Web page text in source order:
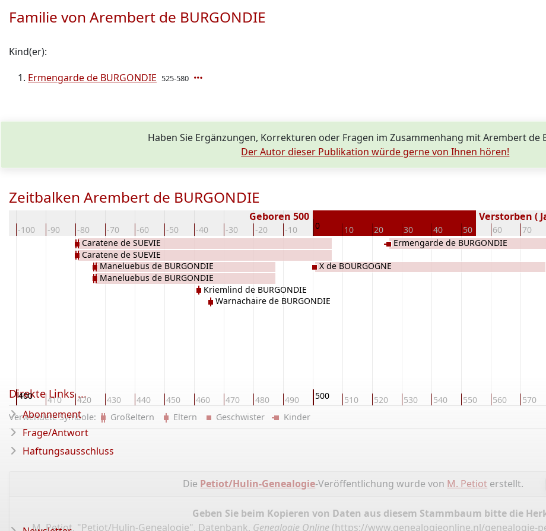
Familie von Arembert de BURGONDIE
Kind(er):
Ermengarde de BURGONDIE 525-580
Haben Sie Ergänzungen, Korrekturen oder Fragen im Zusammenhang mit Arembert de
Der Autor dieser Publikation würde gerne von Ihnen hören!
Zeitbalken Arembert de BURGONDIE
-100 -90 -80 -70 -60 -50 -40 -30 -20 -10 0 10 20 30 40 50 60 70
Geboren 500 Verstorben (
400 410 420 430 440 450 460 470 480 490 500 510 520 530 540 550 560 570
Caratene de SUEVIE
Caratene de SUEVIE
Maneluebus de BURGONDIE
Maneluebus de BURGONDIE
Kriemlind de BURGONDIE
Warnachaire de BURGONDIE
X de BOURGOGNE
Ermengarde de BURGONDIE
Verwendete Symbole: Großeltern Eltern Geschwister Kinder
Die Petiot/Hulin-Genealogie-Veröffentlichung wurde von M. Petiot erstellt.
Geben Sie beim Kopieren von Daten aus diesem Stammbaum bitte die
M. Petiot, "Petiot/Hulin-Genealogie", Datenbank, Genealogie Online (https://www.genealogieonline.nl/genealogie-
Direkte Links ...
Abonnement
Frage/Antwort
Haftungsausschluss